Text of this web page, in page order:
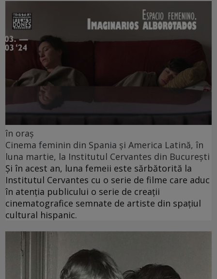
în oraș
Cinema feminin din Spania și America Latină, în
luna martie, la Institutul Cervantes din București
Și în acest an, luna femeii este sărbătorită la
Institutul Cervantes cu o serie de filme care aduc
în atenția publicului o serie de creații
cinematografice semnate de artiste din spațiul
cultural hispanic.